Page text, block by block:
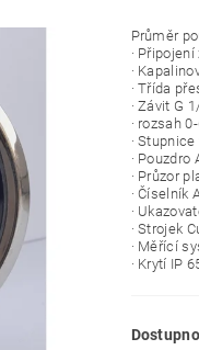
Průměr
·
·
· Třída
· Závit G
· rozsah
·
· Pouzdro
· Průzor
· Číselník
·
· Strojek
· Měřící
· Krytí IP